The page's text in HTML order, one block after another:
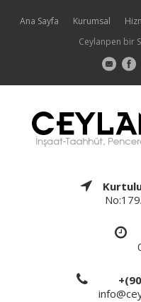
Ana Sayfa Kurumsal
Ceylanpen bir